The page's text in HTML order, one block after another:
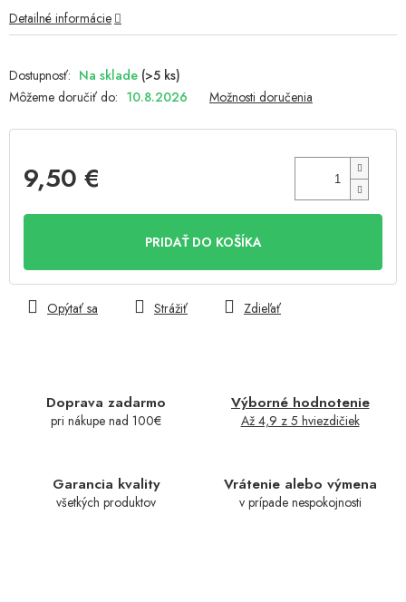
Na sklade (>5 ks)
Môžeme doručiť do: 10.8.2026 Možnosti doručenia
9,50 €
PRIDAŤ DO KOŠÍKA
Doprava zadarmo
pri nákupe nad 100€
Výborné hodnotenie
Až 4,9 z 5 hviezdičiek
Garancia kvality
všetkých produktov
Vrátenie alebo výmena
v prípade nespokojnosti
Detailné informácie
Opýtať sa Strážiť Zdieľať